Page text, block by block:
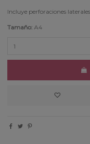
Incluye perforaciones
Tamaño: A4